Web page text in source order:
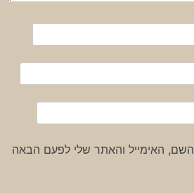
האימייל והאתר שלי לפעם הבאה